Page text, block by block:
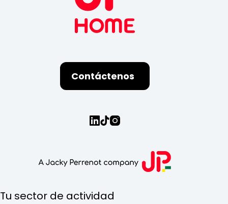
Contáctenos
Tu sector de actividad